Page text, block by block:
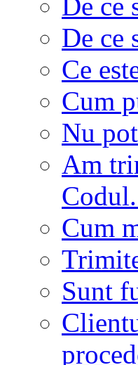
De ce
Ce
Cum
Nu
Am
Cum
Sunt